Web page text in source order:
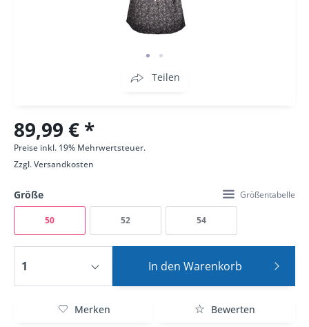
Teilen
89,99 € *
Preise inkl. 19% Mehrwertsteuer.
Zzgl.Versandkosten
Größe Größentabelle
50 52 54
In den Warenkorb
Merken Bewerten